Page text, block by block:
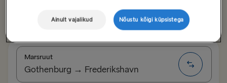
Alates 99.60€ üks suund, auto ja juhi eest
Marsruut
Gothenburg → Frederikshavn
Ainult vajalikud Nõustu kõigi küpsistega